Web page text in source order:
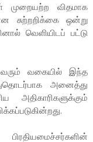
முறையற்ற விதமாக
சுற்றறிக்கை ஒன்று
வெளியிடப் பட்டு
வகையில் இந்த
அனைத்து
அதிகாரிகளுக்கும்